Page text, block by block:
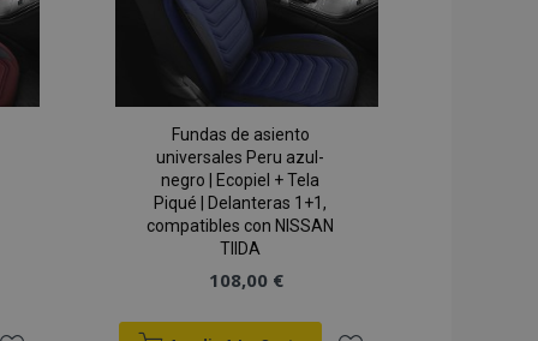
Fundas de asiento
universales Peru azul-
negro | Ecopiel + Tela
Piqué | Delanteras 1+1,
compatibles con NISSAN
TIIDA
108,00 €
productos vistos
utiliza esta
de
de los visitantes.
cookies de
correctamente.
versión de las
local. Se
traducción
la
productos